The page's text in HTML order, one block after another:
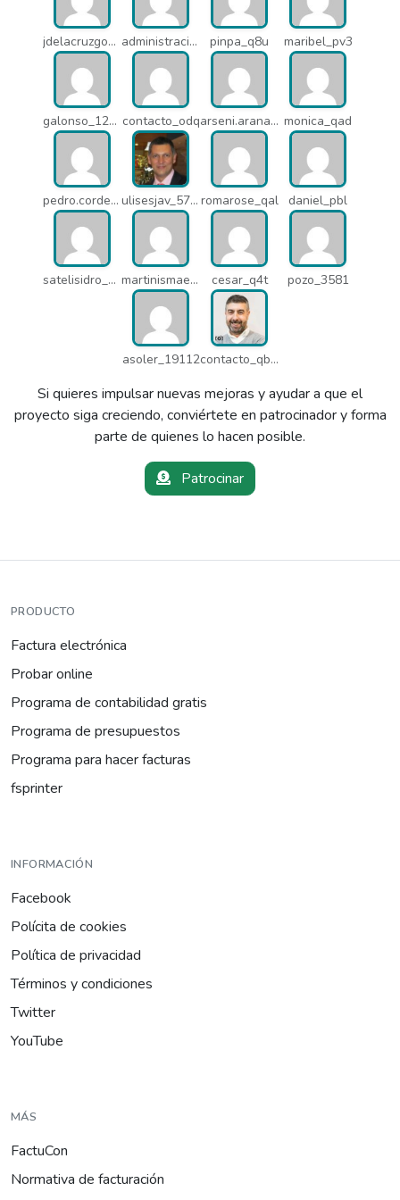
jdelacruzgonzalez2015_q8e administracion_pua pinpa_q8u maribel_pv3
galonso_12031 contacto_odq arseni.arana_16484 monica_qad
pedro.corderonunez_qab ulisesjav_5758 romarose_qal daniel_pbl
satelisidro_pt5 martinismaelima_qbd cesar_q4t pozo_3581
asoler_19112 contacto_qbw
Si quieres impulsar nuevas mejoras y ayudar a que el
proyecto siga creciendo, conviértete en patrocinador y forma
parte de quienes lo hacen posible.
Patrocinar
PRODUCTO
Factura electrónica
Probar online
Programa de contabilidad gratis
Programa de presupuestos
Programa para hacer facturas
fsprinter
INFORMACIÓN
Facebook
Polícita de cookies
Política de privacidad
Términos y condiciones
Twitter
YouTube
MÁS
FactuCon
Normativa de facturación